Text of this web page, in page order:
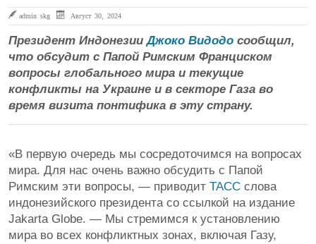
admin skg Август 30, 2024
Президент ИндонезииДжоко Видодо сообщил,
что обсудит с Папой Римским Франциском
вопросы глобального мира и текущие
конфликты на Украине и в секторе Газа во
время визита понтифика в эту страну.
«В первую очередь мы сосредоточимся на вопросах
мира. Для нас очень важно обсудить с Папой
Римским эти вопросы, — приводит ТАСС слова
индонезийского президента со ссылкой на издание
Jakarta Globe. — Мы стремимся к установлению
мира во всех конфликтных зонах, включая Газу,